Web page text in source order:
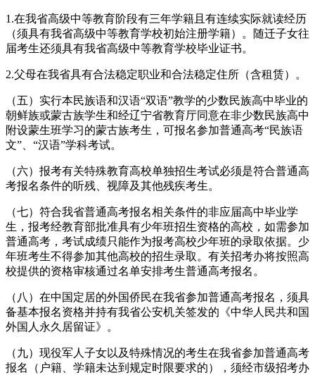
1.在我省高级中等教育阶段有三年学籍且有连续实际就读经历
（须具有我省高级中等教育学校初始注册学籍）。随迁子女往
届考生还须具有我省高级中等教育学校毕业证书。
2.父母在我省具有合法稳定职业和合法稳定住所（含租赁）。
（五）实行本民族语和汉语“双语”教学的少数民族高中毕业的
朝鲜族或蒙古族学生和经辽宁省教育厅同意在非少数民族高中
附设蒙生班学习的蒙古族考生，可报名参加普通高考“民族语
文”、“汉语”学科考试。
（六）报考有关特殊教育高校单独招生考试必须是符合普通高
考报名条件的听残、视障及其他残疾考生。
（七）符合我省普通高考报名相关条件的非应届高中毕业学
生，报考经教育部批准具有少年班招生资格的高校，如需参加
普通高考，考试成绩只能作为报考高校少年班的录取依据。少
年班考生不得参加其他高校的招生录取。有关招考办将按照高
校提供的资格审核通过名单安排考生普通高考报名。
（八）在中国定居的外国侨民在我省参加普通高考报名，须具
备基本报名资格并持有我省公安机关签发的《中华人民共和国
外国人永久居留证》。
（九）现役军人子女以及特殊情况的考生在我省参加普通高考
报名（户籍、学籍未达到规定时限要求的），须经市级招考办